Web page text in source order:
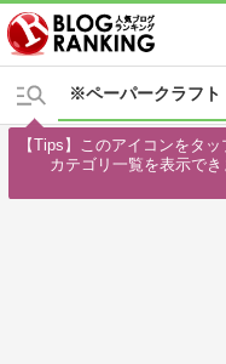
※ペーパークラフト
【Tips】このアイコンをタッ
カテゴリ一覧を表示でき